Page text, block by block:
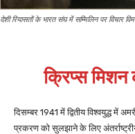
देशी रियासतों के भारत संघ में सम्मिलिन पर विचार
क्रिप्स
दिसम्बर 1941 में द्वितीय विश्वयुद्ध में
प्रकरण को सुलझाने के लिए